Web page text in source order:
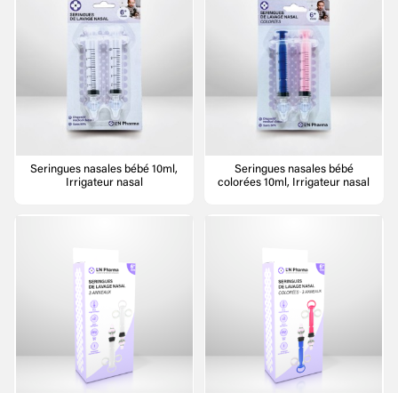
Seringues nasales bébé 10ml,
Irrigateur nasal
Seringues nasales bébé
colorées 10ml, Irrigateur nasal